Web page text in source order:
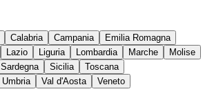
Calabria Campania
Emilia Romagna
Lazio Liguria Lombardia Marche
Molise
Sardegna Sicilia
Toscana
Umbria Val d'Aosta Veneto